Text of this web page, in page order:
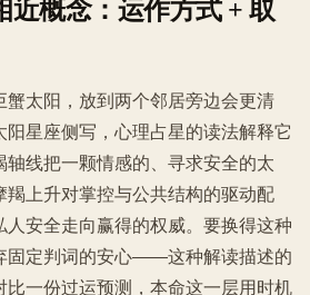
近概念：运作方式 + 取
蟹太阳，放到两个邻居旁边会更清
星座侧写，心理占星的读法解释它
线把一颗情感的、寻求安全的太
羯上升对掌控与公共结构的驱动配
人安全走向赢得的权威。要换得这种
固定判词的安心——这种解读描述的
比一份过运预测，本命这一层用时机